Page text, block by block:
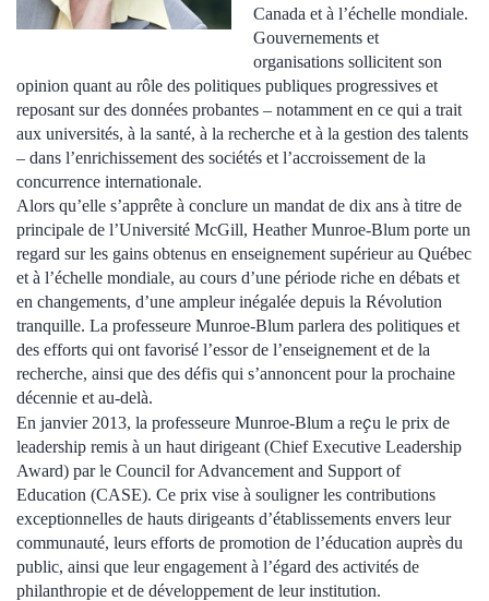
Canada et à l’échelle mondiale.
Gouvernements et
organisations sollicitent son
opinion quant au rôle des politiques publiques progressives et
reposant sur des données probantes – notamment en ce qui a trait
aux universités, à la santé, à la recherche et à la gestion des talents
– dans l’enrichissement des sociétés et l’accroissement de la
concurrence internationale.
Alors qu’elle s’apprête à conclure un mandat de dix ans à titre de
principale de l’Université McGill, Heather Munroe-Blum porte un
regard sur les gains obtenus en enseignement supérieur au Québec
et à l’échelle mondiale, au cours d’une période riche en débats et
en changements, d’une ampleur inégalée depuis la Révolution
tranquille. La professeure Munroe-Blum parlera des politiques et
des efforts qui ont favorisé l’essor de l’enseignement et de la
recherche, ainsi que des défis qui s’annoncent pour la prochaine
décennie et au-delà.
En janvier 2013, la professeure Munroe-Blum a reçu le prix de
leadership remis à un haut dirigeant (Chief Executive Leadership
Award) par le Council for Advancement and Support of
Education (CASE). Ce prix vise à souligner les contributions
exceptionnelles de hauts dirigeants d’établissements envers leur
communauté, leurs efforts de promotion de l’éducation auprès du
public, ainsi que leur engagement à l’égard des activités de
philanthropie et de développement de leur institution.